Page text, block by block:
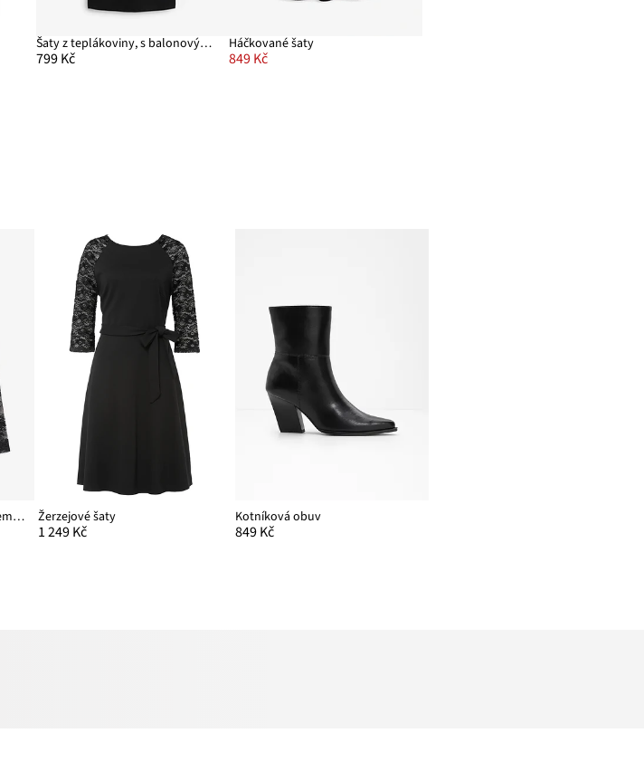
Šaty z teplákoviny, s balonovými rukávy a rozparkem
799 Kč
Háčkované šaty
849 Kč
Triko s dlouhým rukávem, z jemné krajky Žerzejové šaty
1 249 Kč
Kotníková obuv
849 Kč